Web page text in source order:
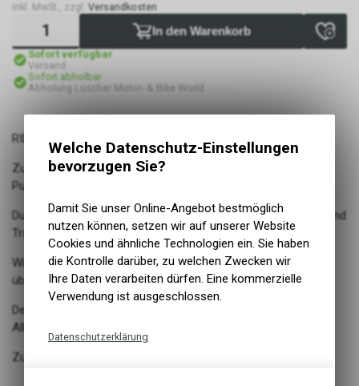
inkl. MwSt., zzgl. Versandkosten
In den Warenkorb
Sofort verfügbar
Versand
Sofort abholbar
Abholung Lüscher Motor- & Bike World
RIDE TOUR
Zuverlässiger Pannenschutz durch neuen Breaker: EXTRA
PunctureBELT
Durchgängige Mittellauffläche bietet gute Rolleigenschaften und
Traktion bei Kurvenfahrten
Widerstandsfähige Karkasse und langlebiger Laufstreifen
überzeugen
Der Reifen ist auf jedem Untergrund zu Hause - ein echter
Allrounder
Zugelassen für E-Bikes bis 25 km/h
Welche Datenschutz-Einstellungen
bevorzugen Sie?
Damit Sie unser Online-Angebot bestmöglich
nutzen können, setzen wir auf unserer Website
Cookies und ähnliche Technologien ein. Sie haben
die Kontrolle darüber, zu welchen Zwecken wir
Ihre Daten verarbeiten dürfen. Eine kommerzielle
Verwendung ist ausgeschlossen.
Datenschutzerklärung